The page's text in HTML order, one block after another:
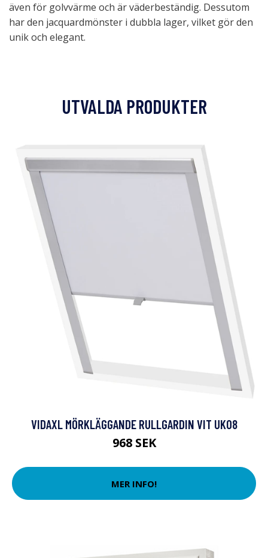
även för golvvärme och är väderbeständig. Dessutom
har den jacquardmönster i dubbla lager, vilket gör den
unik och elegant.
UTVALDA PRODUKTER
VIDAXL MÖRKLÄGGANDE RULLGARDIN VIT UK08
968 SEK
MER INFO!